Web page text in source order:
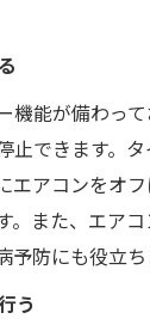
機能が備わっ
止できます。
エアコンをオ
。また、エア
防にも役立ち
う